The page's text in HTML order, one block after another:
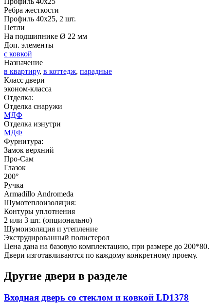
Д-35 С
Д-36 46 30
Д-36 С Д-36 СС
C51
C53
Ребра жесткости
Профиль 40х25, 2 шт.
Петли
На подшипнике Ø 22 мм
Доп. элементы
с ковкой
Назначение
в квартиру, в коттедж, парадные
Класс двери
эконом-класса
Отделка:
Отделка снаружи
МДФ
Отделка изнутри
МДФ
Фурнитура:
Замок верхний
Про-Сам
Глазок
200°
Ручка
Armadillo Аndromeda
Шумотеплоизоляция:
Контуры уплотнения
2 или 3 шт. (опционально)
Шумоизоляция и утепление
Экструдированный полистерол
Цена дана на базовую комплектацию, при размере до 200*80.
Двери изготавливаются по каждому конкретному проему.
Другие двери в разделе
Входная дверь со стеклом и ковкой LD1378